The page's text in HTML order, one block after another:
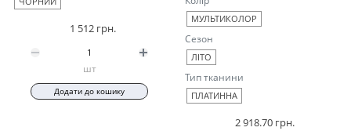
1 512 грн.
шт
Додати до кошику
МУЛЬТИКОЛОР
Сезон
ЛІТО
Тип тканини
ПЛАТИННА
2 918.70 грн.